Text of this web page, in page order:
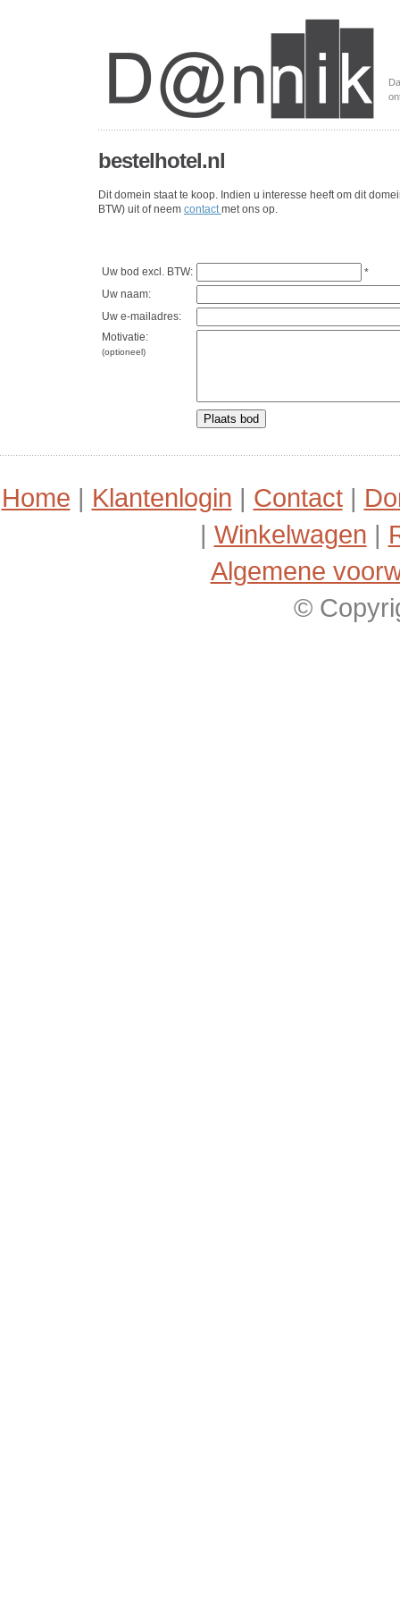
bestelhotel.nl
Dit domein staat te koop. Indien u interesse heeft om dit
BTW) uit of neem contactmet ons op.
Uw bod excl. BTW:
*
Uw naam:
Uw e-mailadres:
Motivatie:
(optioneel)
Home | Klantenlogin | Contact|
| Winkelwagen |
Algemene
©